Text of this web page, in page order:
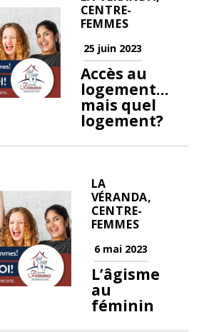
CENTRE-
FEMMES
25 juin 2023
Accès au
logement…
mais quel
logement?
LA
VÉRANDA,
CENTRE-
FEMMES
6 mai 2023
L’âgisme
au
féminin